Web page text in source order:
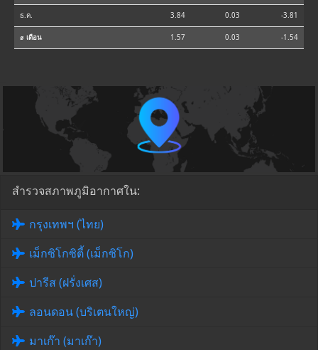
ธ.ค. 3.84 0.03 -3.81
⌀ เดือน 1.57 0.03 -1.54
สำรวจสภาพภูมิอากาศใน:
กรุงเทพฯ (ไทย)
เม็กซิโกซิตี้ (เม็กซิโก)
ปารีส (ฝรั่งเศส)
ลอนดอน (บริเตนใหญ่)
มาเก๊า (มาเก๊า)